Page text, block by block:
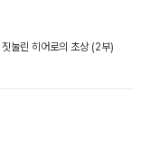
눌린 히어로의 초상 (2부)